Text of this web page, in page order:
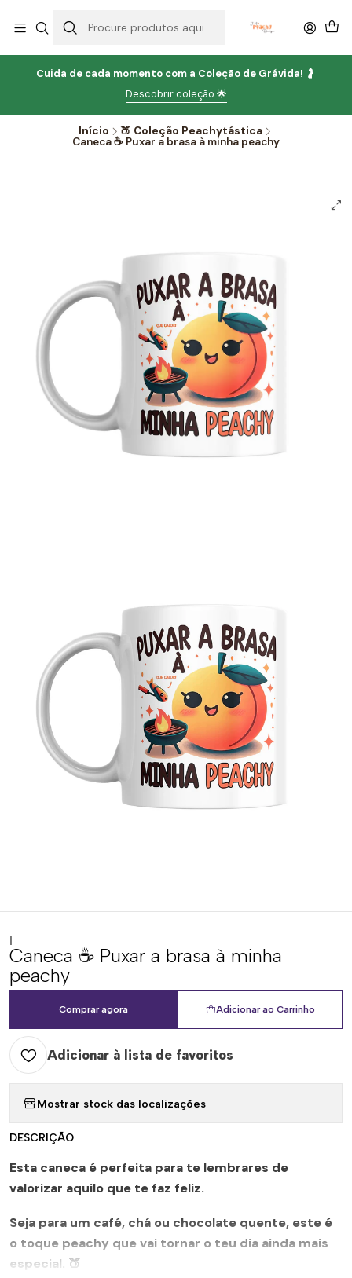
Cuida de cada momento com a Coleção de Grávida! 🤰
Descobrir coleção 🌟
Início
🍑 Coleção Peachytástica
Caneca ☕ Puxar a brasa à minha peachy
|
Caneca ☕ Puxar a brasa à minha
peachy
Adicionar ao Carrinho
Comprar agora
Adicionar à lista de favoritos
Mostrar stock das localizações
DESCRIÇÃO
Esta caneca é perfeita para te lembrares de
valorizar aquilo que te faz feliz.
Seja para um café, chá ou chocolate quente, este é
o toque peachy que vai tornar o teu dia ainda mais
especial. 🍑